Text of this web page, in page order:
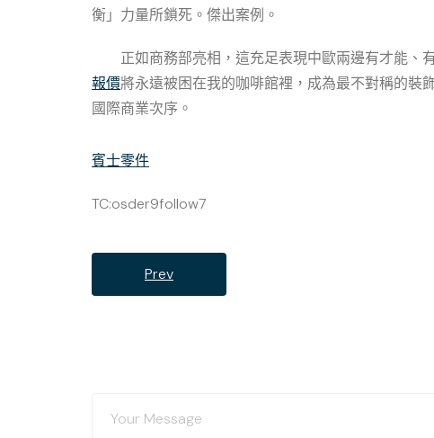
衡」力量所鎖死。傑出案例。
正如商務部亮相，這充足表現中歐兩邊有才能、
報價將永遠被困在我的咖啡館裡，成為最不對稱的裝
國際商業次序。
賓士零件
TC:osder9follow7
Prev